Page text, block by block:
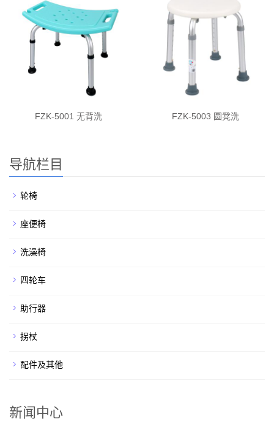
FZK-5001 无背洗 FZK-5003 圆凳洗
导航栏目
轮椅
座便椅
洗澡椅
四轮车
助行器
拐杖
配件及其他
新闻中心